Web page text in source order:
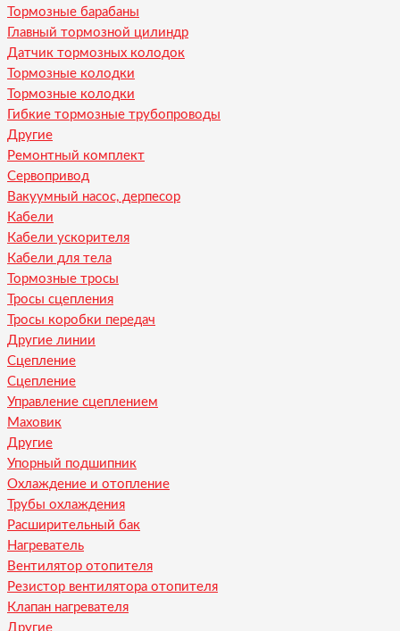
Тормозные барабаны
Главный тормозной цилиндр
Датчик тормозных колодок
Тормозные колодки
Тормозные колодки
Гибкие тормозные трубопроводы
Другие
Ремонтный комплект
Сервопривод
Вакуумный насос, дерпесор
Кабели
Кабели ускорителя
Кабели для тела
Тормозные тросы
Тросы сцепления
Тросы коробки передач
Другие линии
Сцепление
Сцепление
Управление сцеплением
Маховик
Другие
Упорный подшипник
Охлаждение и отопление
Трубы охлаждения
Расширительный бак
Нагреватель
Вентилятор отопителя
Резистор вентилятора отопителя
Клапан нагревателя
Другие